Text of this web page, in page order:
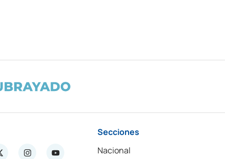
Secciones
Nacional